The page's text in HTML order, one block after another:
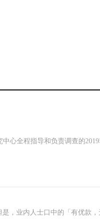
心全程指导和负责调查的
是，业内人士口中的「有优款，